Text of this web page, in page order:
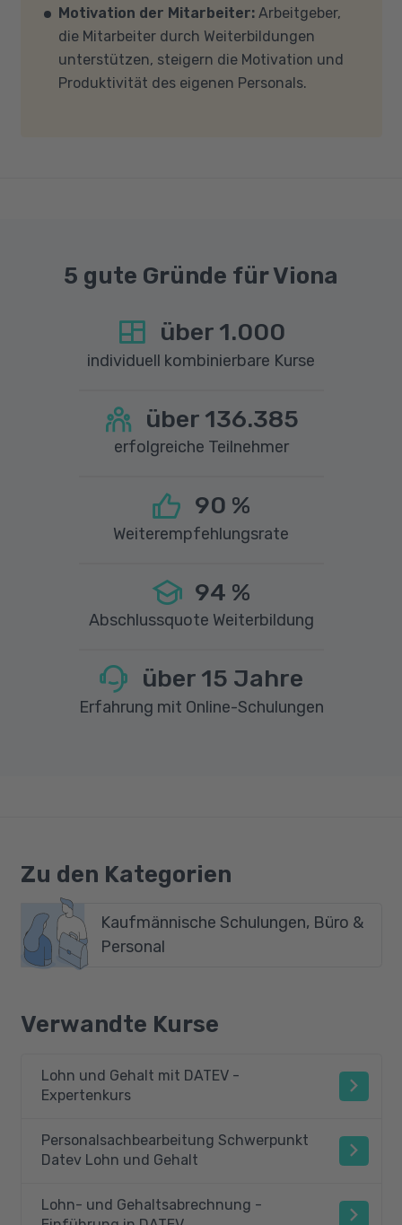
und -einstellungen (Anti-Viren-Programme,
Firewalls etc.) die Verbindung mit MS Teams
nicht blockieren. Bitte beachten Sie außerdem,
dass für eine reibungslose Übertragung eine
Motivation der Mitarbeiter: Arbeitgeber,
die Mitarbeiter durch Weiterbildungen
unterstützen, steigern die Motivation und
Produktivität des eigenen Personals.
5 gute Gründe für Viona
über 1.000
individuell kombinierbare Kurse
über 136.385
erfolgreiche Teilnehmer
90 %
Weiterempfehlungsrate
94 %
Abschlussquote Weiterbildung
über 15 Jahre
Erfahrung mit Online-Schulungen
Zu den Kategorien
Kaufmännische Schulungen, Büro &
Personal
Verwandte Kurse
Lohn und Gehalt mit DATEV -
Expertenkurs
Personalsachbearbeitung Schwerpunkt
Datev Lohn und Gehalt
Lohn- und Gehaltsabrechnung -